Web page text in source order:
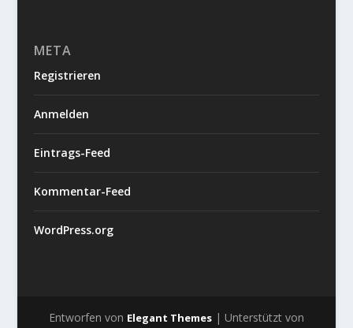
META
Registrieren
Anmelden
Eintrags-Feed
Kommentar-Feed
WordPress.org
Entworfen von Elegant Themes| Unterstützt von